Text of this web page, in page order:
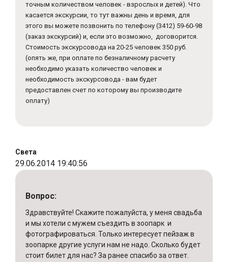
точным количеством человек - взрослых и детей). Что
касается экскурсии, то тут важны день и время, для
этого вы можете позвонить по телефону (3412) 59-60-98
(заказ экскурсий) и, если это возможно, договорится.
Стоимость экскурсовода на 20-25 человек 350 руб.
(опять же, при оплате по безналичному расчету
необходимо указать количество человек и
необходимость экскурсовода - вам будет
предоставлен счет по которому вы производите
оплату)
Света
29.06.2014 19:40:56
Вопрос:
Здравствуйте! Скажите пожалуйста, у меня свадьба
и мы хотели с мужем съездить в зоопарк и
фотографироваться. Только интересует пейзаж в
зоопарке другие услуги нам не надо. Сколько будет
стоит билет для нас? За ранее спасибо за ответ.